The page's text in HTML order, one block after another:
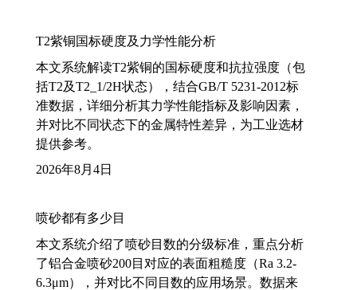
T2紫铜国标硬度及力学性能分析
本文系统解读T2紫铜的国标硬度和抗拉强度（包
括T2及T2_1/2H状态），结合GB/T 5231-2012标
准数据，详细分析其力学性能指标及影响因素，
并对比不同状态下的金属特性差异，为工业选材
提供参考。
2026年8月4日
喷砂都有多少目
本文系统介绍了喷砂目数的分级标准，重点分析
了铝合金喷砂200目对应的表面粗糙度（Ra 3.2-
6.3μm），并对比不同目数的应用场景。数据来